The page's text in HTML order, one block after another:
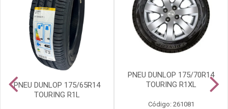
PNEU DUNLOP 175/65R14
TOURING R1L
PNEU DUNLOP 175/70R14
TOURING R1XL
Código: 261081